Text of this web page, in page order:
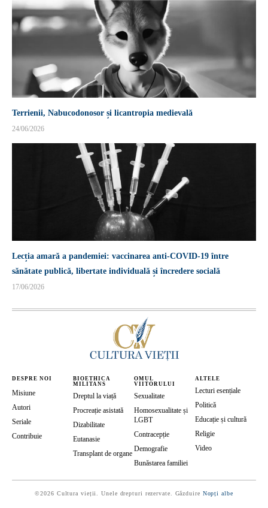
Terrienii, Nabucodonosor și licantropia medievală
24/06/2026
Lecția amară a pandemiei: vaccinarea anti-COVID-19 între
sănătate publică, libertate individuală și încredere socială
17/06/2026
DESPRE NOI
Misiune
Autori
Seriale
Contribuie
BIOETHICA
MILITANS
Dreptul la viață
Procreație asistată
Dizabilitate
Eutanasie
Transplant de organe
OMUL
VIITORULUI
Sexualitate
Homosexualitate și
LGBT
Contracepție
Demografie
Bunăstarea familiei
ALTELE
Lecturi esențiale
Politică
Educație și cultură
Religie
Video
©2026 Cultura vieții. Unele drepturi rezervate. Găzduire Nopți albe